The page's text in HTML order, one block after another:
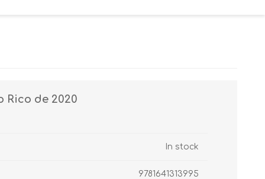
Rico de 2020
In stock
9781641313995